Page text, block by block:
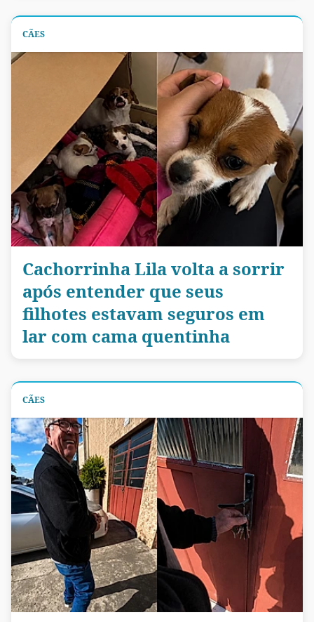
CÃES
Cachorrinha Lila volta a sorrir
após entender que seus
filhotes estavam seguros em
lar com cama quentinha
CÃES